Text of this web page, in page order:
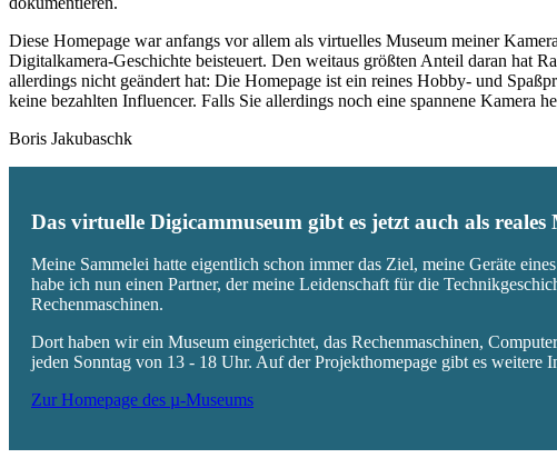
Diese Homepage war anfangs vor allem als virtuelles Museum meiner
Digitalkamera-Geschichte beisteuert. Den weitaus größten Anteil daran hat
allerdings nicht geändert hat: Die Homepage ist ein reines Hobby- und
keine bezahlten Influencer. Falls Sie allerdings noch eine spannene Kamera
Boris Jakubaschk
Das virtuelle Digicammuseum gibt es jetzt auch als reales
Meine Sammelei hatte eigentlich schon immer das Ziel, meine Geräte
habe ich nun einen Partner, der meine Leidenschaft für die
Rechenmaschinen.
Dort haben wir ein Museum eingerichtet, das Rechenmaschinen,
jeden Sonntag von 13 - 18 Uhr. Auf der Projekthomepage gibt es weitere
Zur Homepage des µ-Museums